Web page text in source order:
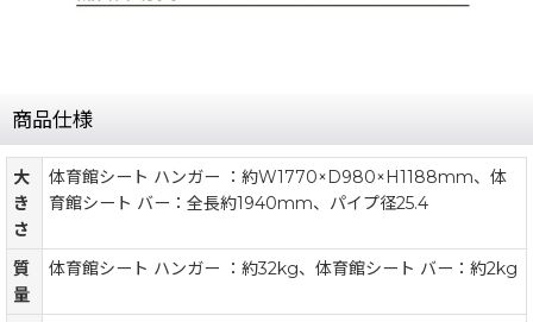
商品仕様
大
き
さ
体育館シート ハンガー ：約W1770×D980×H1188mm、体
育館シート バー：全長約1940mm、パイプ径25.4
質
量
体育館シート ハンガー ：約32kg、体育館シート バー：約2kg